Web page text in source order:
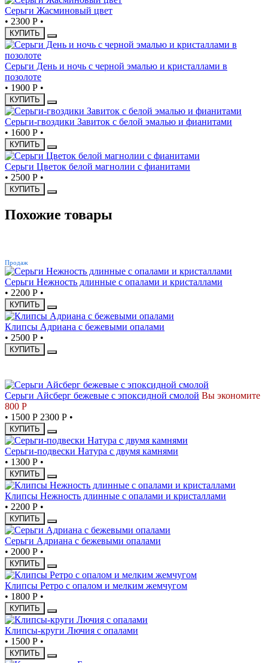
Серьги Жасминовый цвет
• 2300 Р •
КУПИТЬ
Серьги День и ночь с черной эмалью и кристаллами в
позолоте
• 1900 Р •
КУПИТЬ
Серьги-гвоздики Завиток с белой эмалью и фианитами
• 1600 Р •
КУПИТЬ
Серьги Цветок белой магнолии с фианитами
• 2500 Р •
КУПИТЬ
Похожие товары
Продаж
Серьги Нежность длинные с опалами и кристаллами
• 2200 Р •
КУПИТЬ
Клипсы Адриана с бежевыми опалами
• 2500 Р •
КУПИТЬ
Серьги Айсберг бежевые с эпоксидной смолой Вы экономите
800 Р
• 1500 Р 2300 Р •
КУПИТЬ
Серьги-подвески Натура с двумя камнями
• 1300 Р •
КУПИТЬ
Клипсы Нежность длинные с опалами и кристаллами
• 2200 Р •
КУПИТЬ
Серьги Адриана с бежевыми опалами
• 2000 Р •
КУПИТЬ
Клипсы Ретро с опалом и мелким жемчугом
• 1800 Р •
КУПИТЬ
Клипсы-круги Лючия с опалами
• 1500 Р •
КУПИТЬ